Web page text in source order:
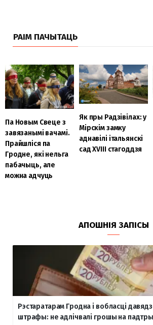
РАІМ ПАЧЫТАЦЬ
Па Новым Свеце з
завязанымі вачамі.
Прайшліся па
Гродне, які нельга
пабачыць, але
можна адчуць
Як пры Радзівілах: у
Мірскім замку
аднавілі італьянскі
сад XVIII стагоддзя
АПОШНІЯ ЗАПІСЫ
Рэстаратарам Гродна і вобласці
штрафы: не адлічвалі грошы на